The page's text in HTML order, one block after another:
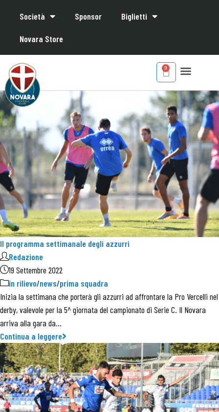
Società Sponsor Biglietti
Novara Store
Il programma settimanale degli azzurri
Redazione
19 Settembre 2022
in rilievo/news/prima squadra
Inizia la settimana che porterà gli azzurri ad affrontare la Pro Vercelli nel
derby, valevole per la 5^ giornata del campionato di Serie C. Il Novara
arriva alla gara da…
Continua a leggere